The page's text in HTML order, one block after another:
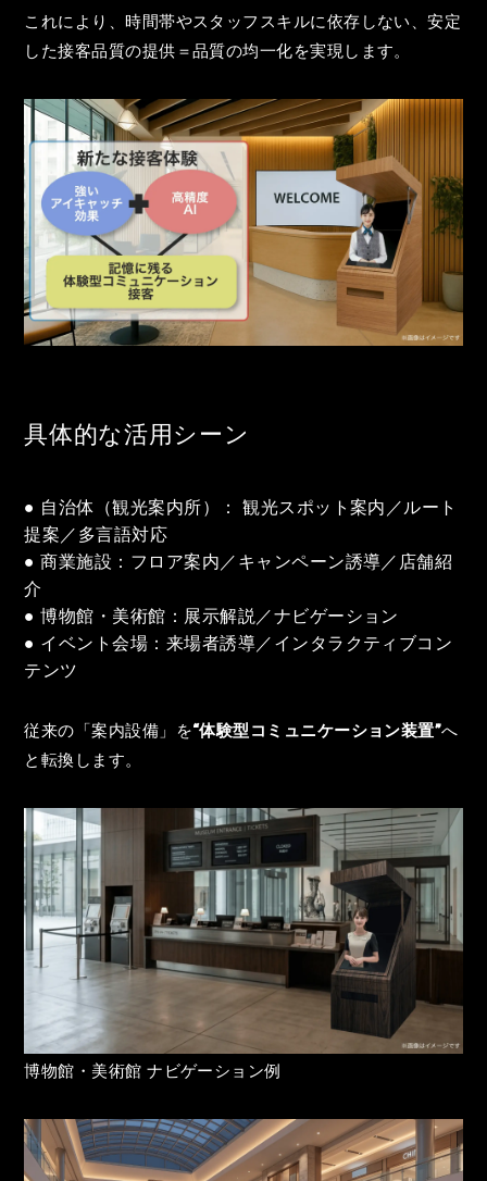
これにより、時間帯やスタッフスキルに依存しない、安定
した接客品質の提供＝品質の均一化を実現します。
具体的な活用シーン
● 自治体（観光案内所）： 観光スポット案内／ルート
提案／多言語対応
● 商業施設：フロア案内／キャンペーン誘導／店舗紹
介
● 博物館・美術館：展示解説／ナビゲーション
● イベント会場：来場者誘導／インタラクティブコン
テンツ
従来の「案内設備」を“体験型コミュニケーション装置”へ
と転換します。
博物館・美術館 ナビゲーション例